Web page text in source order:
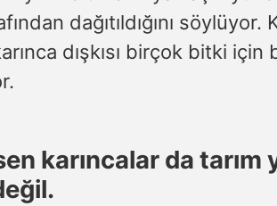
dağıtıldığını söylüyor.
dışkısı birçok bitki
karıncalar da tarım